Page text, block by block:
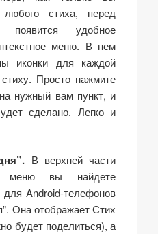
стиха, перед
удобное
меню. В нем
иконки для каждой
Просто нажмите
нужный вам пункт, и
сделано. Легко и
В верхней части
меню вы найдете
Android-телефонов
Она отображает Стих
будет поделиться), а